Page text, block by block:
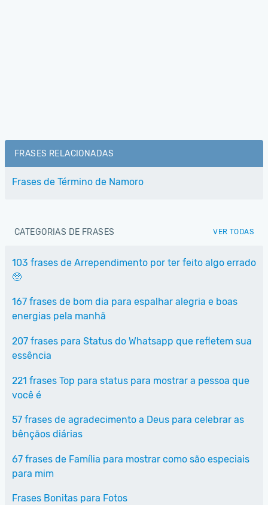
FRASES RELACIONADAS
Frases de Término de Namoro
CATEGORIAS DE FRASES VER TODAS
103 frases de Arrependimento por ter feito algo errado
🥺
167 frases de bom dia para espalhar alegria e boas
energias pela manhã
207 frases para Status do Whatsapp que refletem sua
essência
221 frases Top para status para mostrar a pessoa que
você é
57 frases de agradecimento a Deus para celebrar as
bênçãos diárias
67 frases de Família para mostrar como são especiais
para mim
Frases Bonitas para Fotos